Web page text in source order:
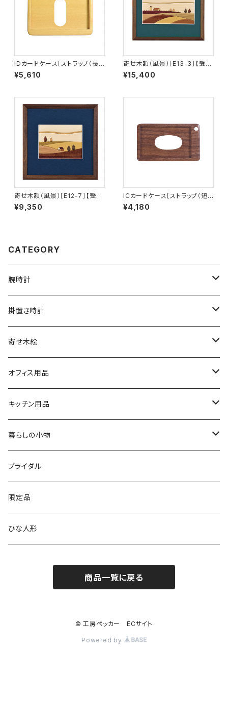
IDカードケース［ストラップ（長）
付き］（名刺サイズ）イエローハ
ート［ID-2Y］
¥5,610
寄せ木額（風景）［E13-3］【受注
生産品】
¥15,400
寄せ木額（風景）［E12-7］【受注
生産品】
¥9,350
ICカードケース［ストラップ（短）
付き］（窓付き）ウォールナット［I
C-2W］
¥4,180
CATEGORY
腕時計
文字盤シングルタイプ
シルバーリングタイプ
シルバーリングタイプ
シルバーリングプレミアム
文字盤ツートンタイプ
寄木タイプ
プレミアムタイプ
腕時計用ディスプレイ
掛置き時計
ふくろう時計
振り子時計
丸型・耳付き振り子時計
切り株振り子時計
掛置時計
MARU時計
寄せ木絵
ふくろう
風景
思い出
オフィス用品
USBメモリー
銘木シリーズ
アートシリーズ
ICカードケース
シンプル
窓付き
IDカードケース
窓付き
名刺サイズ
クリップボード
キッチン用品
カッティングボード
暮らしの小物
スイッチプレート
標準
ワイド
表札
ペーパーホルダー
ナンバープレートキーホルダー
ブライダル
限定品
ひな人形
商品一覧に戻る
© 工房ペッカー ECサイト
Powered by